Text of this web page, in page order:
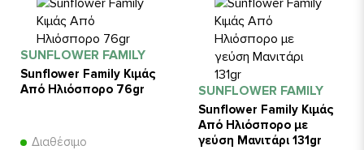
SUNFLOWER FAMILY
Sunflower Family Κιμάς
Από Ηλιόσπορο 76gr
Διαθέσιμο
SUNFLOWER FAMILY
Sunflower Family Κιμάς
Από Ηλιόσπορο με
γεύση Μανιτάρι 131gr